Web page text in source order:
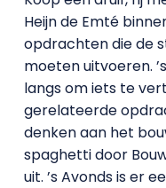
Heijn de Emté
opdrachten die de
moeten uitvoeren.
langs om iets te
gerelateerde
denken aan het
spaghetti door
uit. ’s Avonds is er